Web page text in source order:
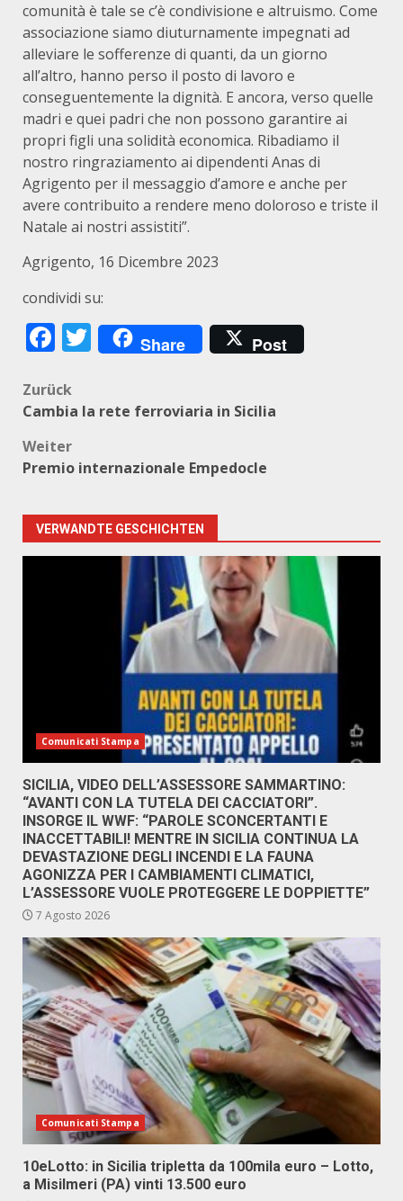
comunità è tale se c’è condivisione e altruismo. Come
associazione siamo diuturnamente impegnati ad
alleviare le sofferenze di quanti, da un giorno
all’altro, hanno perso il posto di lavoro e
conseguentemente la dignità. E ancora, verso quelle
madri e quei padri che non possono garantire ai
propri figli una solidità economica. Ribadiamo il
nostro ringraziamento ai dipendenti Anas di
Agrigento per il messaggio d’amore e anche per
avere contribuito a rendere meno doloroso e triste il
Natale ai nostri assistiti”.
Agrigento, 16 Dicembre 2023
condividi su:
Facebook
Twitter
Share Post
Beitragsnavigation
Zurück
Cambia la rete ferroviaria in Sicilia
Weiter
Premio internazionale Empedocle
VERWANDTE GESCHICHTEN
Comunicati Stampa
SICILIA, VIDEO DELL’ASSESSORE SAMMARTINO:
“AVANTI CON LA TUTELA DEI CACCIATORI”.
INSORGE IL WWF: “PAROLE SCONCERTANTI E
INACCETTABILI! MENTRE IN SICILIA CONTINUA LA
DEVASTAZIONE DEGLI INCENDI E LA FAUNA
AGONIZZA PER I CAMBIAMENTI CLIMATICI,
L’ASSESSORE VUOLE PROTEGGERE LE DOPPIETTE”
7 Agosto 2026
Comunicati Stampa
10eLotto: in Sicilia tripletta da 100mila euro – Lotto,
a Misilmeri (PA) vinti 13.500 euro